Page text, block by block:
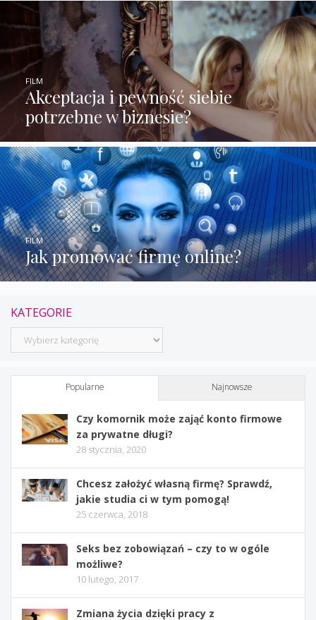
Akceptacja i pewność siebie
potrzebne w biznesie?
FILM
Jak promować firmę online?
FILM
KATEGORIE
Kategorie
Popularne Najnowsze
Czy komornik może zająć konto firmowe
za prywatne długi?
28 stycznia, 2020
Chcesz założyć własną firmę? Sprawdź,
jakie studia ci w tym pomogą!
25 czerwca, 2018
Seks bez zobowiązań – czy to w ogóle
możliwe?
10 lutego, 2017
Zmiana życia dzięki pracy z